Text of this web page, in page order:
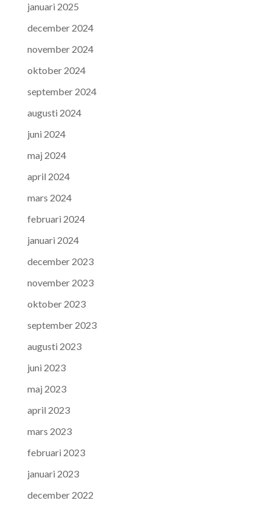
januari 2025
december 2024
november 2024
oktober 2024
september 2024
augusti 2024
juni 2024
maj 2024
april 2024
mars 2024
februari 2024
januari 2024
december 2023
november 2023
oktober 2023
september 2023
augusti 2023
juni 2023
maj 2023
april 2023
mars 2023
februari 2023
januari 2023
december 2022